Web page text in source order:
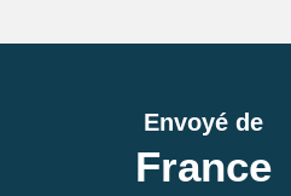
Envoyé de
France